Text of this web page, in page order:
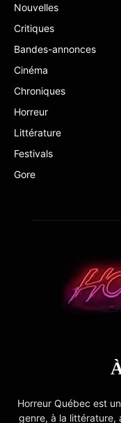
Nouvelles
Critiques
Bandes-annonces
Cinéma
Chroniques
Horreur
Littérature
Festivals
Gore
Horreur Québec est
genre, à la littérature,